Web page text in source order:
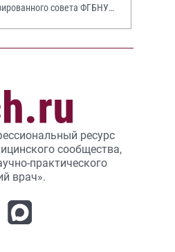
совета ФГБНУ
ресурс
сообщества,
практического
врач».